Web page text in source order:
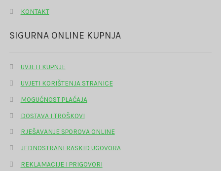
KONTAKT
SIGURNA ONLINE KUPNJA
UVJETI KUPNJE
UVJETI KORIŠTENJA STRANICE
MOGUĆNOST PLAĆAJA
DOSTAVA I TROŠKOVI
RJEŠAVANJE SPOROVA ONLINE
JEDNOSTRANI RASKID UGOVORA
REKLAMACIJE I PRIGOVORI